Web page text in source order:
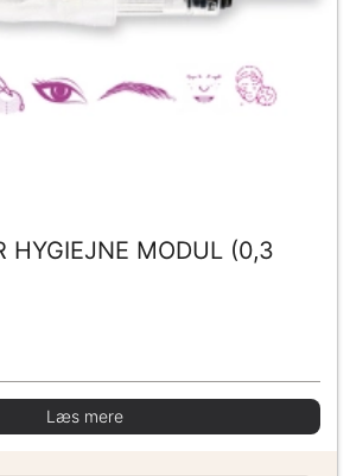
HYGIEJNE MODUL (0,3
Læs mere